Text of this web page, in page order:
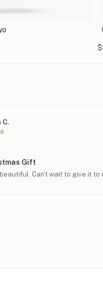
C.
Gift
Can't wait to give it to